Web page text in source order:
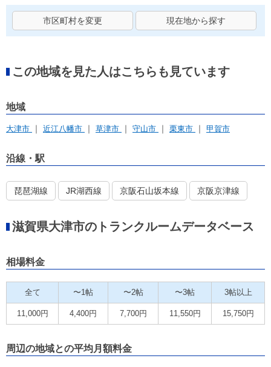
市区町村を変更 現在地から探す
この地域を見た人はこちらも見ています
地域
大津市 近江八幡市 草津市 守山市 栗東市 甲賀市
沿線・駅
琵琶湖線 JR湖西線 京阪石山坂本線 京阪京津線
滋賀県大津市のトランクルームデータベース
相場料金
全て 〜1帖 〜2帖 〜3帖 3帖以上
11,000円 4,400円 7,700円 11,550円 15,750円
周辺の地域との平均月額料金